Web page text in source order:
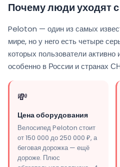
Почему люди уходят
Peloton — один из самых
мире, но у него есть четыре
которых пользователи
особенно в России и странах
💸
Цена оборудования
Велосипед Peloton стоит
от 150 000 до 250 000 ₽, а
беговая дорожка — ещё
дороже. Плюс